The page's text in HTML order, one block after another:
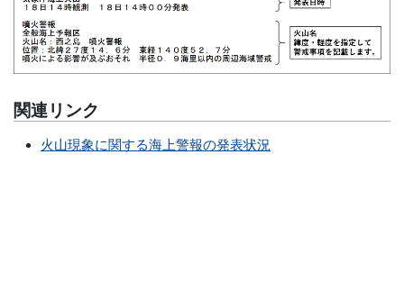
関連リンク
火山現象に関する海上警報の発表状況